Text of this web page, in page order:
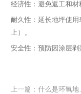
经济性：避免返工和材
耐久性：延长地坪使
上）。
安全性：预防因涂层剥
上一篇：什么是环氧地坪漆？环氧地坪漆多少钱一公斤？超细讲解！